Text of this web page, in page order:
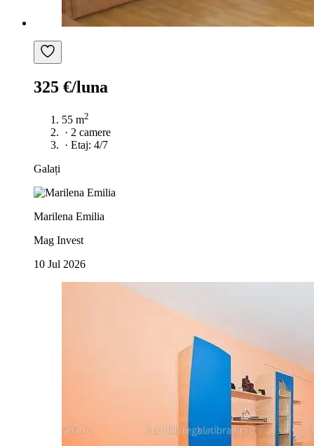
325 €/luna
55 m2
· 2 camere
· Etaj: 4/7
Galați
Marilena Emilia
Mag Invest
10 Jul 2026